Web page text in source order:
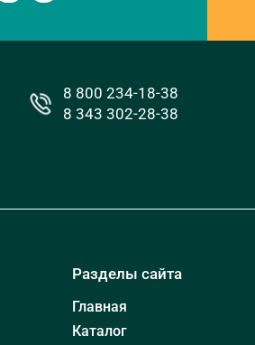
8 800 234-18-38
8 343 302-28-38
Разделы сайта
Главная
Каталог